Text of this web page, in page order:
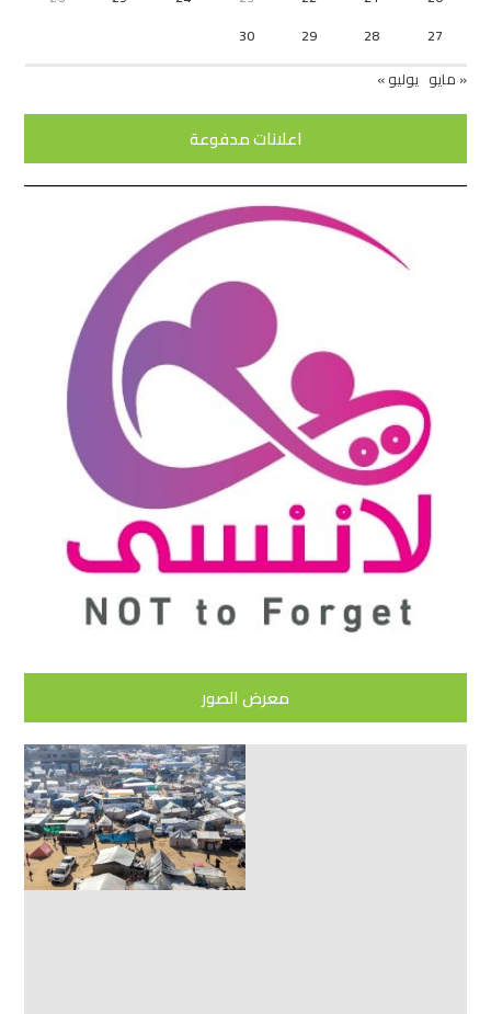
27
28
29
30
« مايو يوليو »
اعلانات مدفوعة
معرض الصور